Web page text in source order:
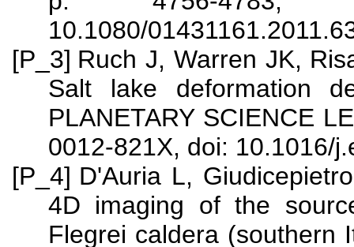
10.1080/
[P_3] Ruch J, Warren JK,
Salt lake deformation
PLANETARY SCIENCE
0012-821X, doi: 10.1016/
[P_4] D'Auria L,
4D imaging of the
Flegrei caldera (southern